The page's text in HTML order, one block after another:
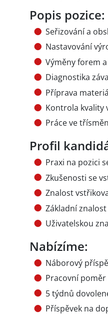
Popis pozice:
Seřizování a
Nastavování
Výměny forem
Diagnostika
Příprava
Kontrola kvality
Práce ve
Profil
Praxi na pozici
Zkušenosti se
Znalost
Základní
Uživatelskou
Nabízíme:
Náborový
Pracovní
5 týdnů
Příspěvek na